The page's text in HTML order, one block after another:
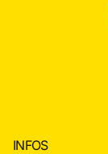
INFOS